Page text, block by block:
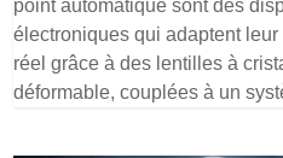
point automatique sont des
électroniques qui adaptent
réel grâce à des lentilles à
déformable, couplées à un